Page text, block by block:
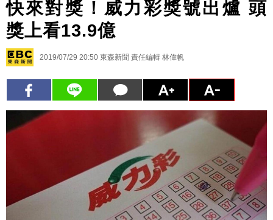
快來對獎！威力彩獎號出爐 頭
獎上看13.9億
2019/07/29 20:50東森新聞 責任編輯 林偉帆